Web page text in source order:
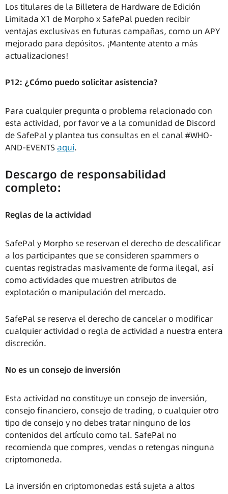
Los titulares de la Billetera de Hardware de Edición
Limitada X1 de Morpho x SafePal pueden recibir
ventajas exclusivas en futuras campañas, como un APY
mejorado para depósitos. ¡Mantente atento a más
actualizaciones!
P12: ¿Cómo puedo solicitar asistencia?
Para cualquier pregunta o problema relacionado con
esta actividad, por favor ve a la comunidad de Discord
de SafePal y plantea tus consultas en el canal #WHO-
AND-EVENTS aquí.
Descargo de responsabilidad
completo:
Reglas de la actividad
SafePal y Morpho se reservan el derecho de descalificar
a los participantes que se consideren spammers o
cuentas registradas masivamente de forma ilegal, así
como actividades que muestren atributos de
explotación o manipulación del mercado.
SafePal se reserva el derecho de cancelar o modificar
cualquier actividad o regla de actividad a nuestra entera
discreción.
No es un consejo de inversión
Esta actividad no constituye un consejo de inversión,
consejo financiero, consejo de trading, o cualquier otro
tipo de consejo y no debes tratar ninguno de los
contenidos del artículo como tal. SafePal no
recomienda que compres, vendas o retengas ninguna
criptomoneda.
La inversión en criptomonedas está sujeta a altos